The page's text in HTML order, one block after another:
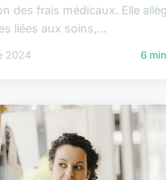
des frais médicaux. Elle
liées aux soins,...
2024 6